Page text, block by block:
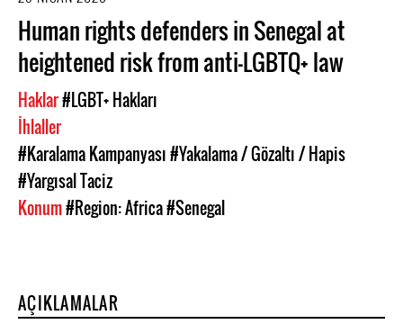
Human rights defenders in Senegal at
heightened risk from anti-LGBTQ+ law
Haklar#LGBT+ Hakları
İhlaller
#Karalama Kampanyası#Yakalama / Gözaltı / Hapis
#Yargısal Taciz
Konum#Region: Africa#Senegal
AÇIKLAMALAR